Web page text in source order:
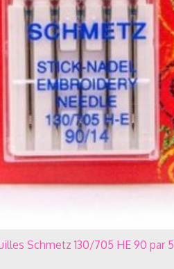
Schmetz 130/705 HE 90 par 5